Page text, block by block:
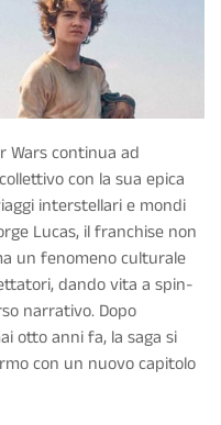
Warscontinua ad
con la sua epica
interstellari e mondi
Lucas, il franchise non
un fenomeno culturale
dando vita a spin-
narrativo. Dopo
otto anni fa, la saga si
con un nuovo capitolo